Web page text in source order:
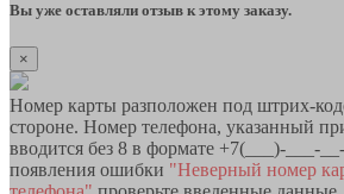
Вы уже оставляли отзыв к этому заказу.
×
Номер карты разположен под штрих-
стороне. Номер телефона, указанный
вводится без 8 в формате +7(___)-___-
появления ошибки "Неверный номер